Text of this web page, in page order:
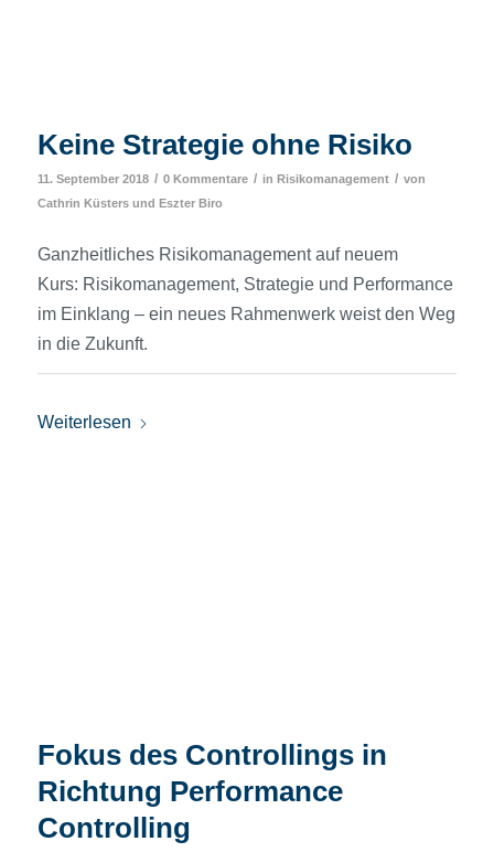
Keine Strategie ohne Risiko
11. September 2018 / 0 Kommentare / in Risikomanagement / von
Cathrin Küstersund Eszter Biro
Ganzheitliches Risikomanagement auf neuem
Kurs: Risikomanagement, Strategie und Performance
im Einklang – ein neues Rahmenwerk weist den Weg
in die Zukunft.
Weiterlesen
Fokus des Controllings in
Richtung Performance
Controlling